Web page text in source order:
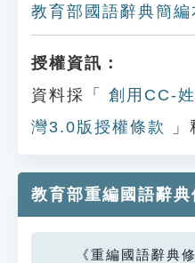
教育部國語辭典簡編
授權資訊：
資料採「
創用CC-
灣3.0版授權條款
」
教育部重編國語辭典
《重編國語辭典